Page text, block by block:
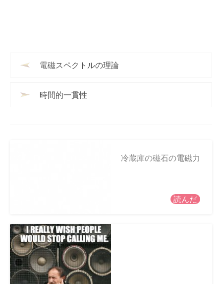
電磁スペクトルの理論
時間的一貫性
冷蔵庫の磁石の電磁力
読んだ